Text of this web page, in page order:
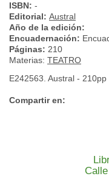
ISBN: -
Editorial: Austral
Año de la edición:
Encuadernación:
Páginas: 210
Materias: TEATRO
E242563. Austral - 210pp
Compartir en: